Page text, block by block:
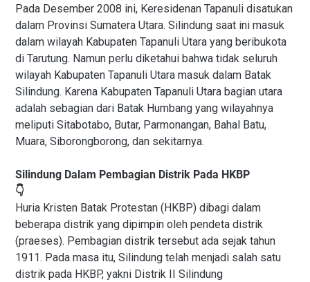
Pada Desember 2008 ini, Keresidenan Tapanuli disatukan
dalam Provinsi Sumatera Utara. Silindung saat ini masuk
dalam wilayah Kabupaten Tapanuli Utara yang beribukota
di Tarutung. Namun perlu diketahui bahwa tidak seluruh
wilayah Kabupaten Tapanuli Utara masuk dalam Batak
Silindung. Karena Kabupaten Tapanuli Utara bagian utara
adalah sebagian dari Batak Humbang yang wilayahnya
meliputi Sitabotabo, Butar, Parmonangan, Bahal Batu,
Muara, Siborongborong, dan sekitarnya.
Silindung Dalam Pembagian Distrik Pada HKBP
👇
Huria Kristen Batak Protestan (HKBP) dibagi dalam
beberapa distrik yang dipimpin oleh pendeta distrik
(praeses). Pembagian distrik tersebut ada sejak tahun
1911. Pada masa itu, Silindung telah menjadi salah satu
distrik pada HKBP, yakni Distrik II Silindung